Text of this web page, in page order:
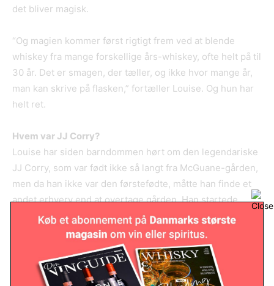
det bliver magisk.
“Og magien kommer først rigtigt frem ved at blende
whiskey fra mange forskellige års-whiskey, ofte helt på til
30 år. Det er smagen, der tæller, og ikke hvor mange år,
man kan skrive på flasken,” fortæller Louise. Og hun har
helt ret.
Hvem var JJ Corry?
Louise har siden barndommen hørt om den legendariske
JJ Corry, som var født ikke så langt fra McGuane-gården,
men da han ikke var den førstefødte, måtte han finde et
andet erhverv end at overtage gården. Han startede
derfor sin lille butik i Henry St. 63 i nabolandsbyen
Kilrush i 1890. Kilrush var på det tidspunkt en travl
havneby, og JJ Corry købte varer direkte fra de mange
skibe, som lagde til– te fra Indien, rom fra Caribien, vin fra
Frankrig og Portugal samt musikinstrumenter, våben,